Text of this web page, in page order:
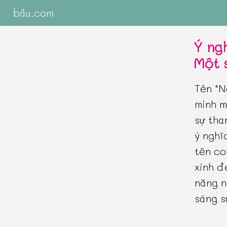
bầu.com
Ý
Một
Tên
minh
sự
ý
tên
xinh
năng
sáng